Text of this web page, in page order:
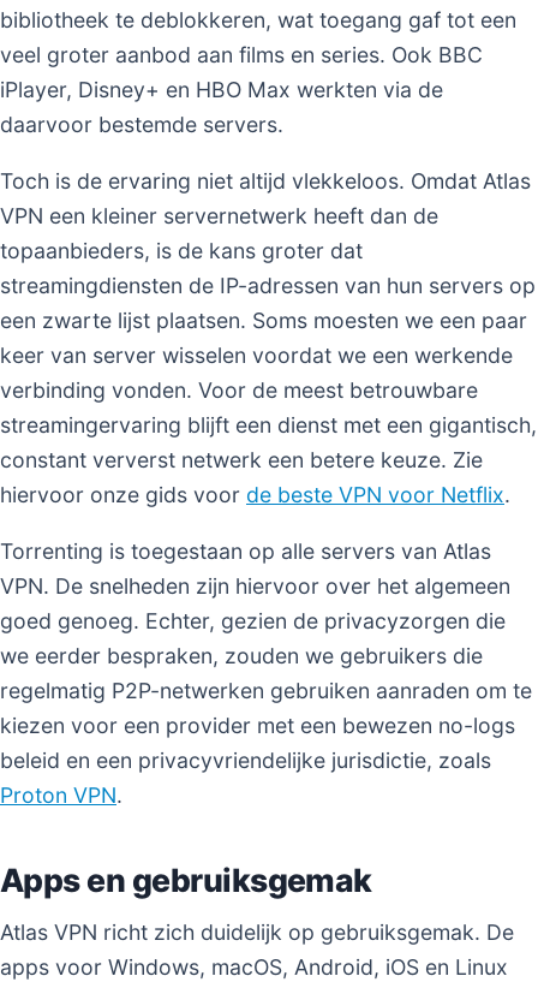
bibliotheek te deblokkeren, wat toegang gaf tot een
veel groter aanbod aan films en series. Ook BBC
iPlayer, Disney+ en HBO Max werkten via de
daarvoor bestemde servers.
Toch is de ervaring niet altijd vlekkeloos. Omdat Atlas
VPN een kleiner servernetwerk heeft dan de
topaanbieders, is de kans groter dat
streamingdiensten de IP-adressen van hun servers op
een zwarte lijst plaatsen. Soms moesten we een paar
keer van server wisselen voordat we een werkende
verbinding vonden. Voor de meest betrouwbare
streamingervaring blijft een dienst met een gigantisch,
constant ververst netwerk een betere keuze. Zie
hiervoor onze gids voor de beste VPN voor Netflix.
Torrenting is toegestaan op alle servers van Atlas
VPN. De snelheden zijn hiervoor over het algemeen
goed genoeg. Echter, gezien de privacyzorgen die
we eerder bespraken, zouden we gebruikers die
regelmatig P2P-netwerken gebruiken aanraden om te
kiezen voor een provider met een bewezen no-logs
beleid en een privacyvriendelijke jurisdictie, zoals
Proton VPN.
Apps en gebruiksgemak
Atlas VPN richt zich duidelijk op gebruiksgemak. De
apps voor Windows, macOS, Android, iOS en Linux